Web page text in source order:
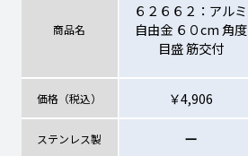
商品名
６２６６２：アルミ
自由金 ６０cm 角度
目盛 筋交付
価格（税込） ￥4,906
ステンレス製 ー